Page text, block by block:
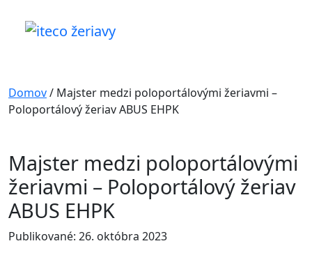
Domov/ Majster medzi poloportálovými žeriavmi –
Poloportálový žeriav ABUS EHPK
Majster medzi poloportálovými
žeriavmi – Poloportálový žeriav
ABUS EHPK
Publikované: 26. októbra 2023